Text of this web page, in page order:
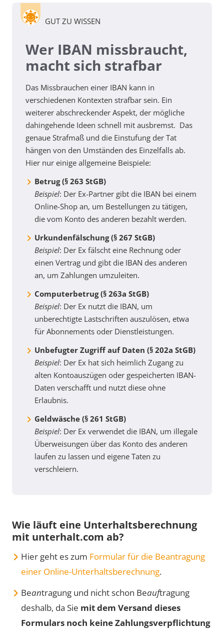
GUT ZU WISSEN
Wer IBAN missbraucht,
macht sich strafbar
Das Missbrauchen einer IBAN kann in
verschiedenen Kontexten strafbar sein. Ein
weiterer abschreckender Aspekt, der mögliche
dahingehende Ideen schnell mit ausbremst. Das
genaue Strafmaß und die Einstufung der Tat
hängen von den Umständen des Einzelfalls ab.
Hier nur einige allgemeine Beispiele:
Betrug (§ 263 StGB)
Beispiel: Der Ex-Partner gibt die IBAN bei einem
Online-Shop an, um Bestellungen zu tätigen,
die vom Konto des anderen bezahlt werden.
Urkundenfälschung (§ 267 StGB)
Beispiel: Der Ex fälscht eine Rechnung oder
einen Vertrag und gibt die IBAN des anderen
an, um Zahlungen umzuleiten.
Computerbetrug (§ 263a StGB)
Beispiel: Der Ex nutzt die IBAN, um
unberechtigte Lastschriften auszulösen, etwa
für Abonnements oder Dienstleistungen.
Unbefugter Zugriff auf Daten (§ 202a StGB)
Beispiel: Der Ex hat sich heimlich Zugang zu
alten Kontoauszügen oder gespeicherten IBAN-
Daten verschafft und nutzt diese ohne
Erlaubnis.
Geldwäsche (§ 261 StGB)
Beispiel: Der Ex verwendet die IBAN, um illegale
Überweisungen über das Konto des anderen
laufen zu lassen und eigene Taten zu
verschleiern.
Wie läuft eine Unterhaltsberechnung
mit unterhalt.com ab?
Hier geht es zum Formular für die Beantragung
einer Online-Unterhaltsberechnung.
Beantragung und nicht schon Beauftragung
deshalb, da Sie mit dem Versand dieses
Formulars noch keine Zahlungsverpflichtung